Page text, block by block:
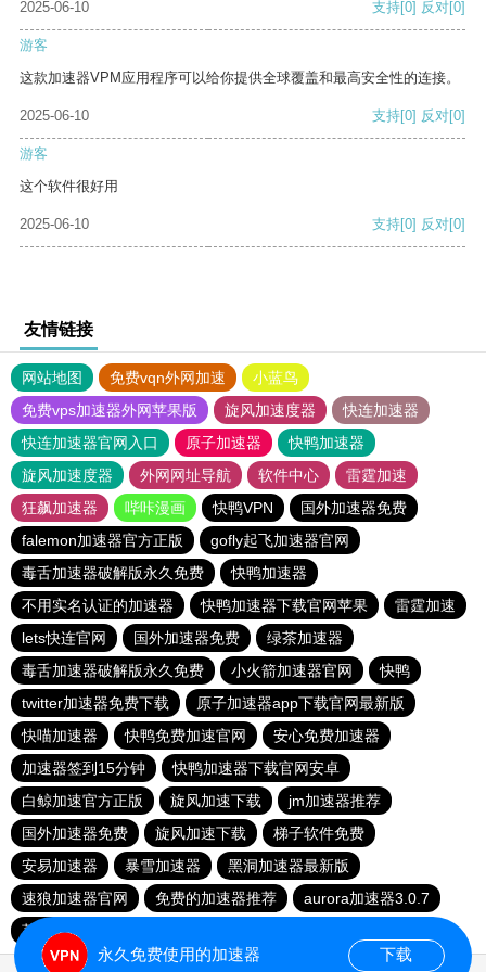
2025-06-10 支持[0] 反对[0]
游客
这款加速器VPM应用程序可以给你提供全球覆盖和最高安全性的连接。
2025-06-10 支持[0] 反对[0]
游客
这个软件很好用
2025-06-10 支持[0] 反对[0]
友情链接
网站地图 免费vqn外网加速
小蓝鸟
免费vps加速器外网苹果版
旋风加速度器
快连加速器
快连加速器官网入口
原子加速器
快鸭加速器
旋风加速度器
外网网址导航 软件中心
雷霆加速
狂飙加速器
哔咔漫画 快鸭VPN
国外加速器免费
falemon加速器官方正版
gofly起飞加速器官网
毒舌加速器破解版永久免费
快鸭加速器
不用实名认证的加速器
快鸭加速器下载官网苹果
雷霆加速
lets快连官网
国外加速器免费
绿茶加速器
毒舌加速器破解版永久免费
小火箭加速器官网
快鸭
twitter加速器免费下载
原子加速器app下载官网最新版
快喵加速器
快鸭免费加速官网
安心免费加速器
加速器签到15分钟
快鸭加速器下载官网安卓
白鲸加速官方正版
旋风加速下载
jm加速器推荐
国外加速器免费
旋风加速下载
梯子软件免费
安易加速器
暴雪加速器
黑洞加速器最新版
速狼加速器官网
免费的加速器推荐
aurora加速器3.0.7
荔枝加速器
永久免费使用的加速器 下载